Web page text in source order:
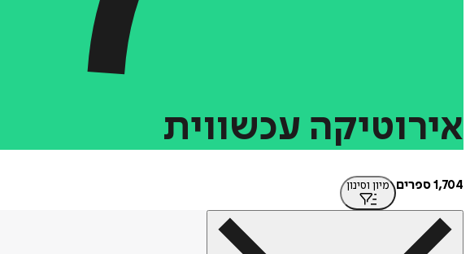
אירוטיקה עכשווית
1,704 ספרים מיון וסינון